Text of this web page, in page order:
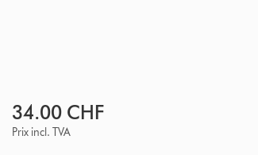
34.00 CHF
Prix incl. TVA